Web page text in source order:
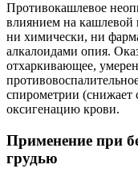
Противокашлевое
влиянием на кашлевой
ни химически, ни
алкалоидами опия.
отхаркивающее,
спирометрии (снижает
оксигенацию крови.
Применение при
грудью